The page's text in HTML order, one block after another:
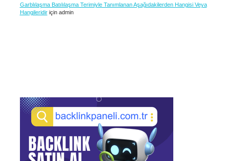
Garblılaşma Batılılaşma Terimiyle Tanımlanan Aşağıdakilerden Hangisi Veya
Hangileridiriçin admin